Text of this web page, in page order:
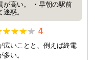
が高い。 ・早朝の駅前
惑。
4
広いことと、例えば終電
い。